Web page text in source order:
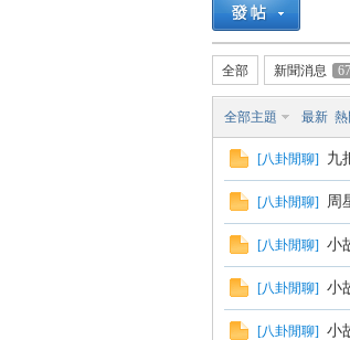
全部 新聞消息 67
全部主題 最新 熱
[八卦閒聊] 九
[八卦閒聊] 周
[八卦閒聊] 小
[八卦閒聊] 小
[八卦閒聊] 小